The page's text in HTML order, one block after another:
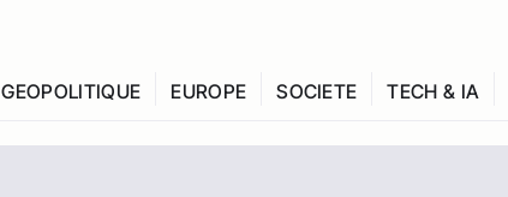
GEOPOLITIQUE EUROPE SOCIETE TECH & IA